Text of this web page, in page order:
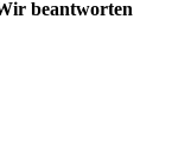
beantworten